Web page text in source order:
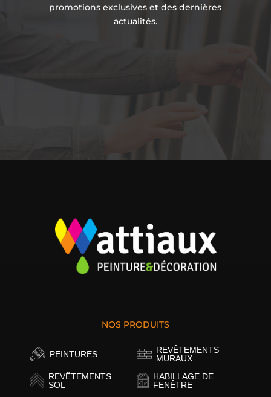
promotions exclusives et des dernières
actualités.
NOS PRODUITS
PEINTURES
REVÊTEMENTS
MURAUX
REVÊTEMENTS
SOL
HABILLAGE DE
FENÊTRE